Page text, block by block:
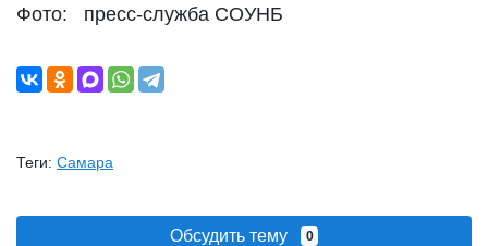
Фото: пресс-служба СОУНБ
Теги: Самара
Обсудить тему 0